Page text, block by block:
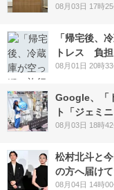
08月03日 17時25
「帰宅後、
トレス 負
08月01日 20時33
Google、「
ト「ジェミ
08月03日 18時42
松村北斗と
の方へ届けて
08月04日 14時00